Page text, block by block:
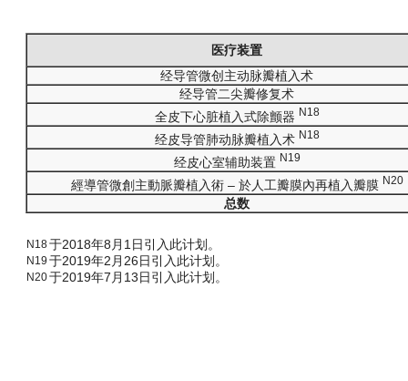
医疗装置
经导管微创主动脉瓣植入术
经导管二尖瓣修复术
全皮下心脏植入式除颤器 N18
经皮导管肺动脉瓣植入术 N18
经皮心室辅助装置 N19
經導管微創主動脈瓣植入術 – 於人工瓣膜內再植入瓣膜 N20
总数
N18于2018年8月1日引入此计划。
N19 于2019年2月26日引入此计划。
N20于2019年7月13日引入此计划。